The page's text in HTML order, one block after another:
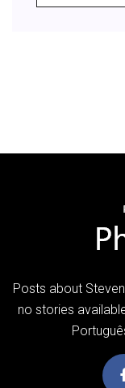
Posts about
no stories